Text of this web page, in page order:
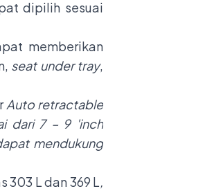
dipilih sesuai
memberikan
seat under tray,
Auto retractable
dari 7 – 9 'inch
mendukung
303 L dan 369 L,